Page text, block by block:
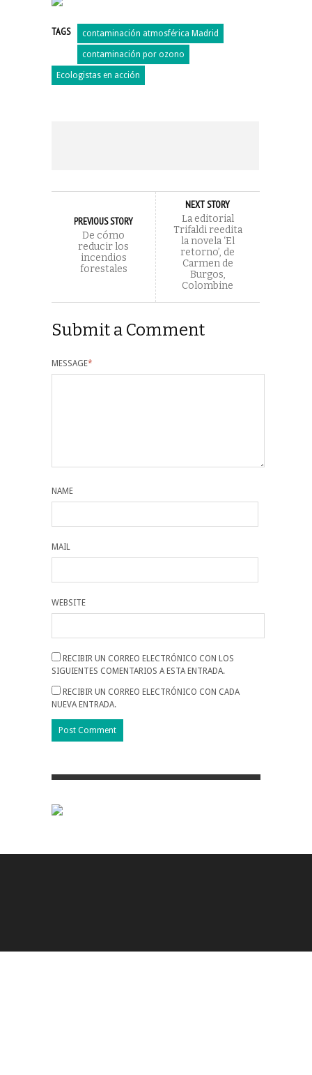
TAGS contaminación atmosférica Madrid
contaminación por ozono
Ecologistas en acción
PREVIOUS STORY
De cómo
reducir los
incendios
forestales
NEXT STORY
La editorial
Trifaldi reedita
la novela ‘El
retorno’, de
Carmen de
Burgos,
Colombine
Submit a Comment
MESSAGE*
NAME
MAIL
WEBSITE
RECIBIR UN CORREO ELECTRÓNICO CON LOS
SIGUIENTES COMENTARIOS A ESTA ENTRADA.
RECIBIR UN CORREO ELECTRÓNICO CON CADA
NUEVA ENTRADA.